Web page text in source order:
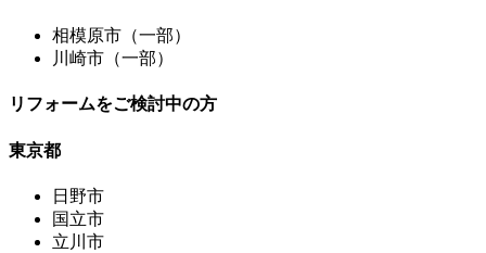
相模原市（一部）
川崎市（一部）
リフォームをご検討中の方
東京都
日野市
国立市
立川市